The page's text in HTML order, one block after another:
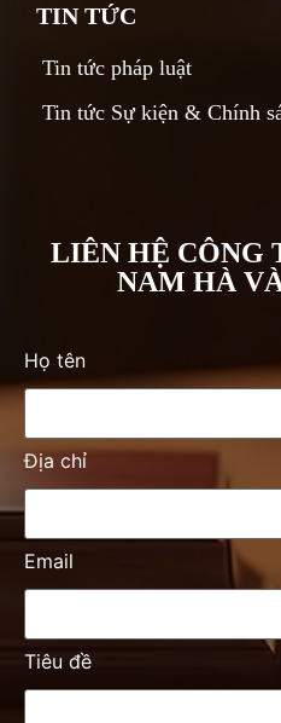
TIN TỨC
Tin tức pháp luật
Tin tức Sự kiện & Chính
LIÊN HỆ CÔNG
NAM HÀ
Họ tên
Địa chỉ
Email
Tiêu đề